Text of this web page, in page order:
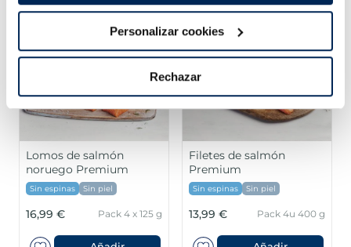
Personalizar cookies
Rechazar
Lomos de merluza
austral MSC Premium
Premium